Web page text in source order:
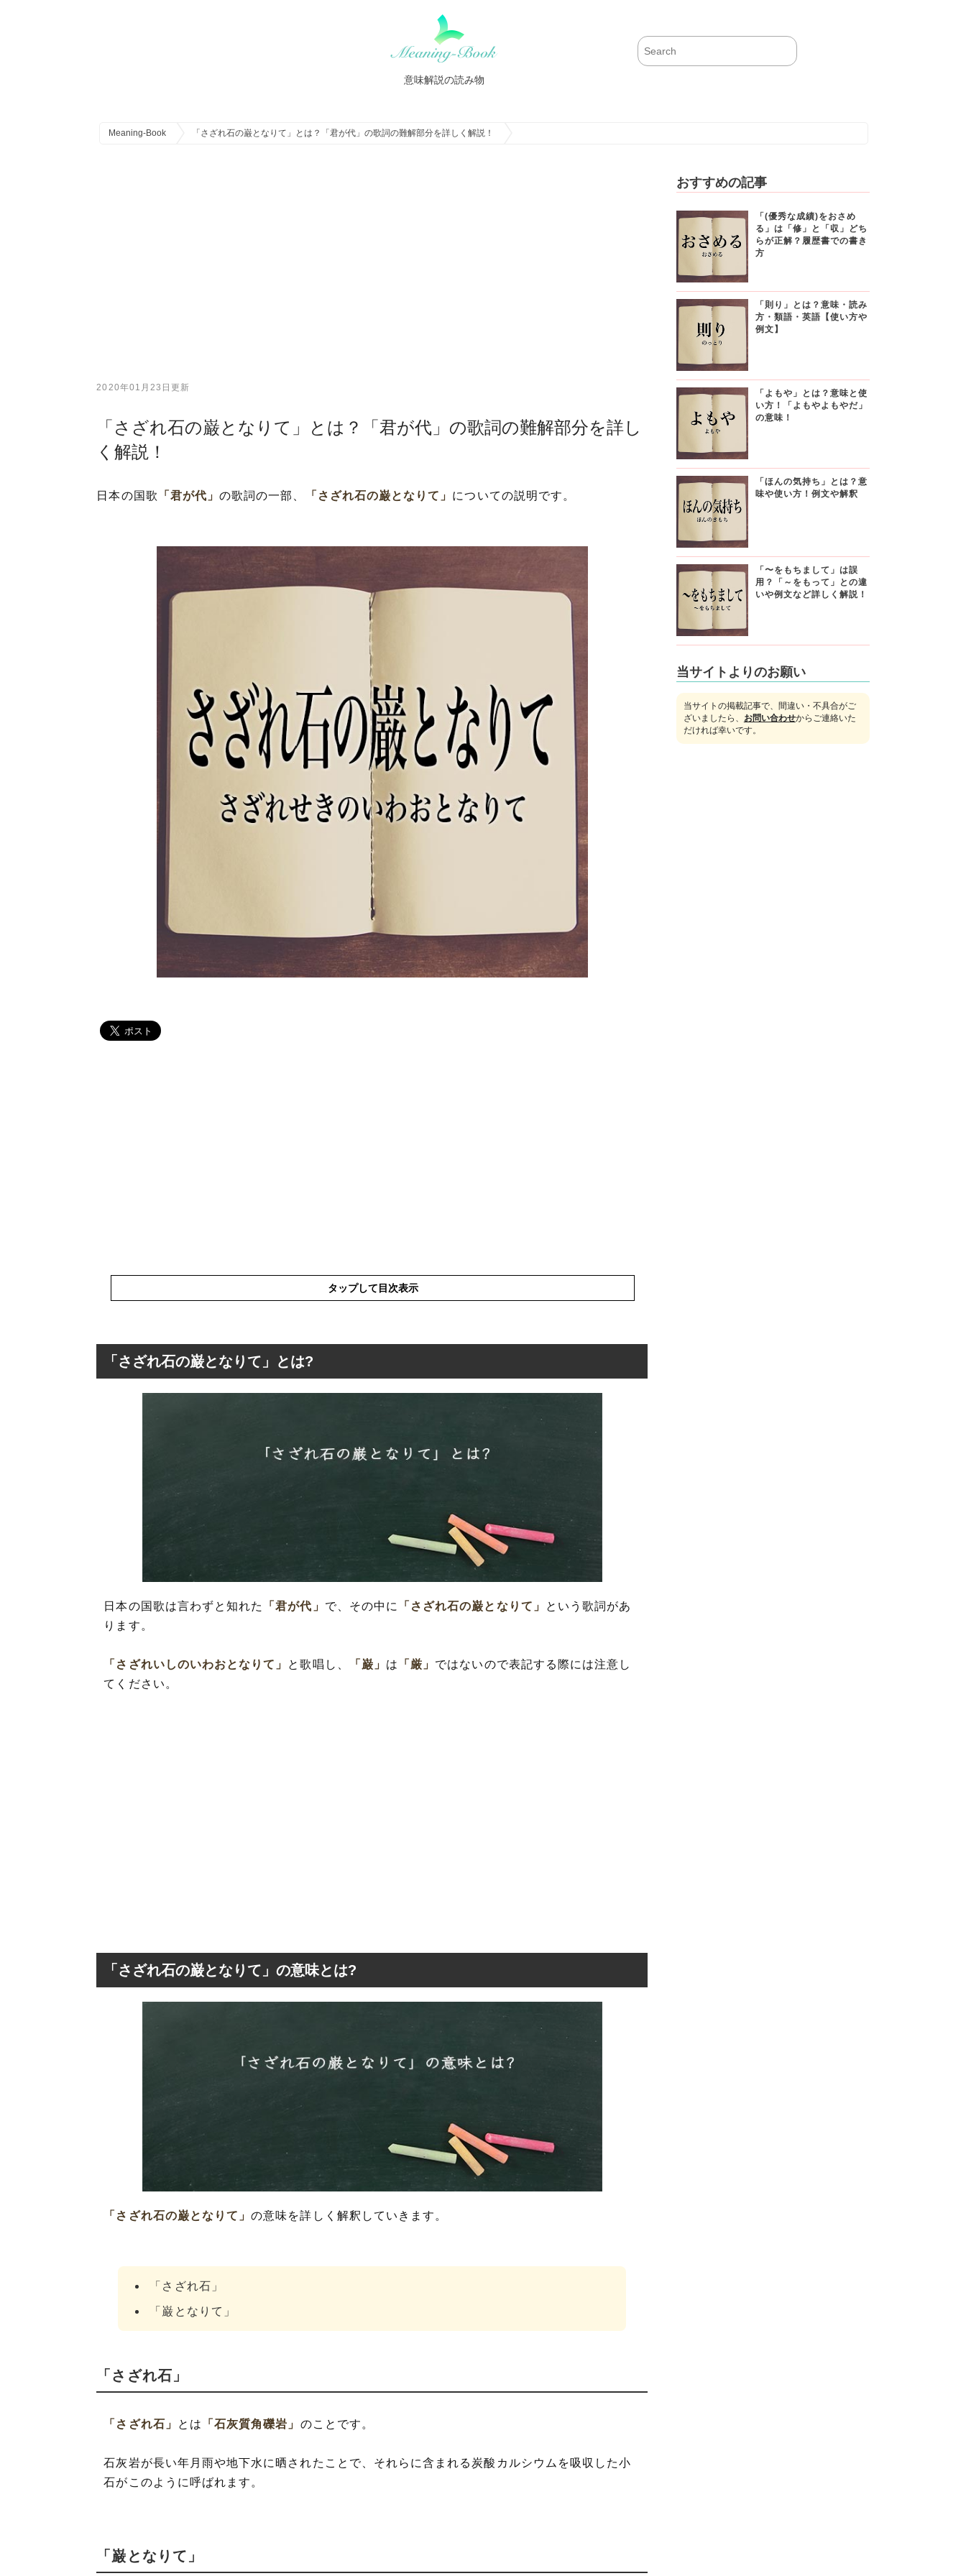
意味解説の読み物
Meaning-Book 「さざれ石の巌となりて」とは？「君が代」の歌詞の難解部分を詳しく解説！
2020年01月23日更新
「さざれ石の巌となりて」とは？「君が代」の歌詞の難解部分を詳し
く解説！
日本の国歌 「君が代」の歌詞の一部、 「さざれ石の巌となりて」 についての説明です。
タップして目次表示
「さざれ石の巌となりて」の意味とは?
「さざれ石の巌となりて」とは?
日本の国歌は言わずと知れた 「君が代」 で、その中に 「さざれ石の巌となりて」
という歌詞があ
ります。
「さざれいしのいわおとなりて」 と歌唱し、 「巌」 は 「厳」 ではないので表記する際には注意し
てください。
「さざれ石の巌となりて」の意味とは?
「さざれ石の巌となりて」の意味を詳しく解釈していきます。
「さざれ石」
「巌となりて」
「さざれ石」
「さざれ石」 とは 「石灰質角礫岩」 のことです。
石灰岩が長い年月雨や地下水に晒されたことで、それらに含まれる炭酸カルシウムを吸収した小
石がこのように呼ばれます。
「巌となりて」
おすすめの記事
「(優秀な成績)をおさめ
る」は「修」と「収」どち
らが正解？履歴書での書き
方
「則り」とは？意味・読み
方・類語・英語【使い方や
例文】
「よもや」とは？意味と使
い方！「よもやよもやだ」
の意味！
「ほんの気持ち」とは？意
味や使い方！例文や解釈
「〜をもちまして」は誤
用？「～をもって」との違
いや例文など詳しく解説！
当サイトよりのお願い
当サイトの掲載記事で、間違い・不具合がご
ざいましたら、 お問い合わせからご連絡いた
だければ幸いです。